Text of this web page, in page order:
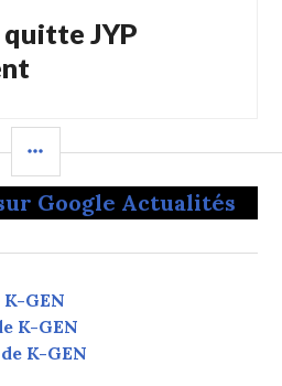
quitte JYP
LATÉRALE
Google Actualités
GEN
K-GEN
K-GEN